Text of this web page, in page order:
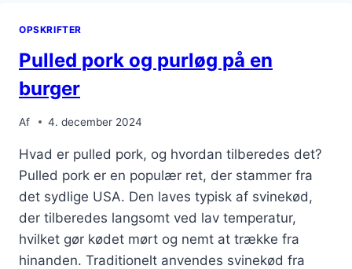
OPSKRIFTER
Pulled pork og purløg på en
burger
Af 4. december 2024
Hvad er pulled pork, og hvordan tilberedes det?
Pulled pork er en populær ret, der stammer fra
det sydlige USA. Den laves typisk af svinekød,
der tilberedes langsomt ved lav temperatur,
hvilket gør kødet mørt og nemt at trække fra
hinanden. Traditionelt anvendes svinekød fra